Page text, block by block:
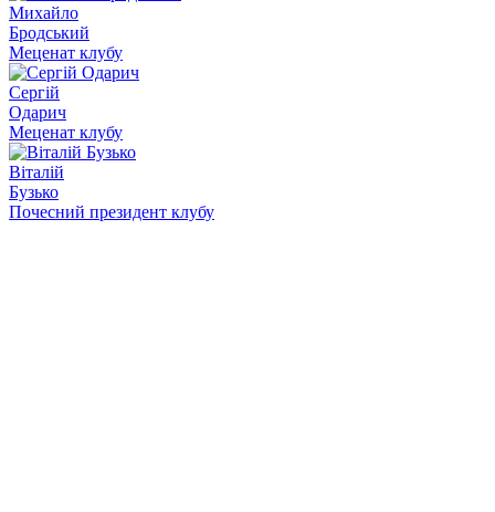
Михайло
Бродський
Меценат клубу
Сергій
Одарич
Меценат клубу
Віталій
Бузько
Почесний президент клубу